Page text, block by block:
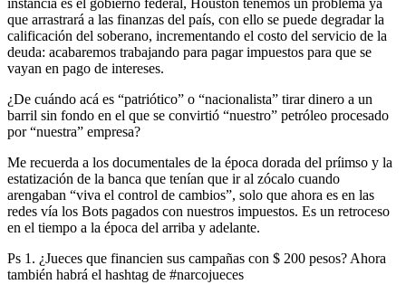
instancia es el gobierno federal, Houston tenemos un problema ya
que arrastrará a las finanzas del país, con ello se puede degradar la
calificación del soberano, incrementando el costo del servicio de la
deuda: acabaremos trabajando para pagar impuestos para que se
vayan en pago de intereses.
¿De cuándo acá es “patriótico” o “nacionalista” tirar dinero a un
barril sin fondo en el que se convirtió “nuestro” petróleo procesado
por “nuestra” empresa?
Me recuerda a los documentales de la época dorada del príimso y la
estatización de la banca que tenían que ir al zócalo cuando
arengaban “viva el control de cambios”, solo que ahora es en las
redes vía los Bots pagados con nuestros impuestos. Es un retroceso
en el tiempo a la época del arriba y adelante.
Ps 1. ¿Jueces que financien sus campañas con $ 200 pesos? Ahora
también habrá el hashtag de #narcojueces